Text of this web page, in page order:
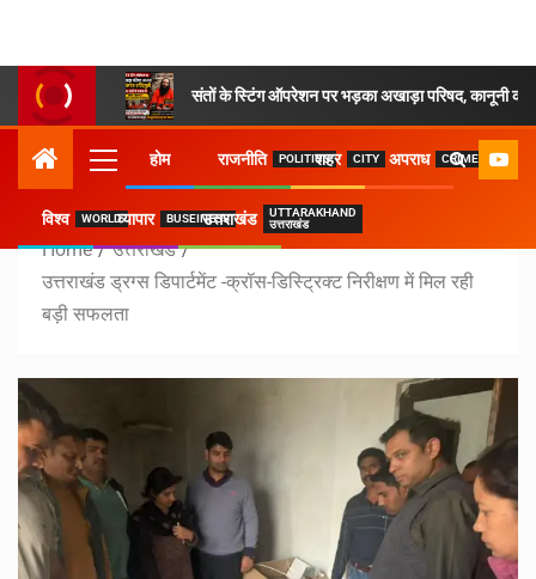
संतों के स्टिंग ऑपरेशन पर भड़का अखाड़ा परिषद, कानूनी
होम राजनीति POLITICSशहर CITY अपराध CRIME
विश्व WORLDव्यापार BUSEINESSउत्तराखंड
UTTARAKHAND
उत्तराखंड
Home
उत्तराखंड
उत्तराखंड ड्रग्स डिपार्टमेंट -क्रॉस-डिस्ट्रिक्ट निरीक्षण में मिल रही
बड़ी सफलता